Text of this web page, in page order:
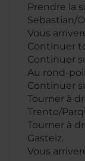
Prendre la
Sebastian/
Vous
Continuer
Continuer
Au rond-
Continuer
Tourner à
Trento/
Tourner à
Gasteiz.
Vous